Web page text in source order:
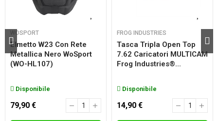
WOSPORT
Elmetto W23 Con Rete
Metallica Nero WoSport
(WO-HL107)
Disponibile
79,90 €
FROG INDUSTRIES
Tasca Tripla Open Top
7.62 Caricatori MULTICAM
Frog Industries®...
Disponibile
14,90 €